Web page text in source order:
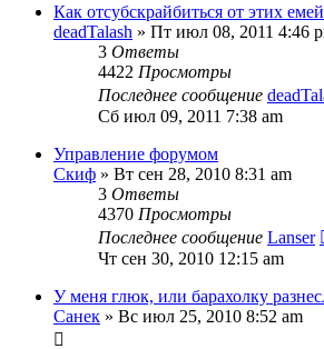
Как отсубскрайбиться от этих
deadTalash » Пт июл 08, 2011 4:46
3 Ответы
4422 Просмотры
Последнее сообщение
Сб июл 09, 2011 7:38 am
Управление форумом
Скиф » Вт сен 28, 2010 8:31 am
3 Ответы
4370 Просмотры
Последнее сообщение Lanser
Чт сен 30, 2010 12:15 am
У меня глюк, или барахолку
Санек » Вс июл 25, 2010 8:52 am